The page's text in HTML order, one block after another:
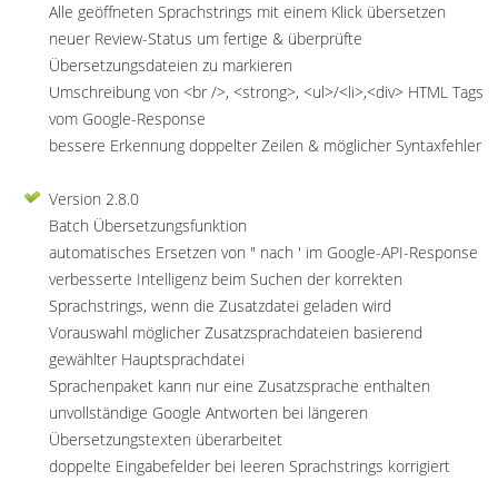
Alle geöffneten Sprachstrings mit einem Klick übersetzen
neuer Review-Status um fertige & überprüfte
Übersetzungsdateien zu markieren
Umschreibung von <br />, <strong>, <ul>/<li>,<div> HTML Tags
vom Google-Response
bessere Erkennung doppelter Zeilen & möglicher Syntaxfehler
Version 2.8.0
Batch Übersetzungsfunktion
automatisches Ersetzen von " nach ' im Google-API-Response
verbesserte Intelligenz beim Suchen der korrekten
Sprachstrings, wenn die Zusatzdatei geladen wird
Vorauswahl möglicher Zusatzsprachdateien basierend
gewählter Hauptsprachdatei
Sprachenpaket kann nur eine Zusatzsprache enthalten
unvollständige Google Antworten bei längeren
Übersetzungstexten überarbeitet
doppelte Eingabefelder bei leeren Sprachstrings korrigiert